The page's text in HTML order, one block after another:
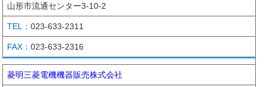
山形市流通センター3-10-2
023-633-2311
023-633-2316
菱明三菱電機機器販売株式会社